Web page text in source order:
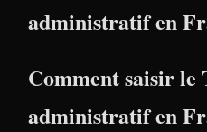
administratif en
Comment saisir
administratif en